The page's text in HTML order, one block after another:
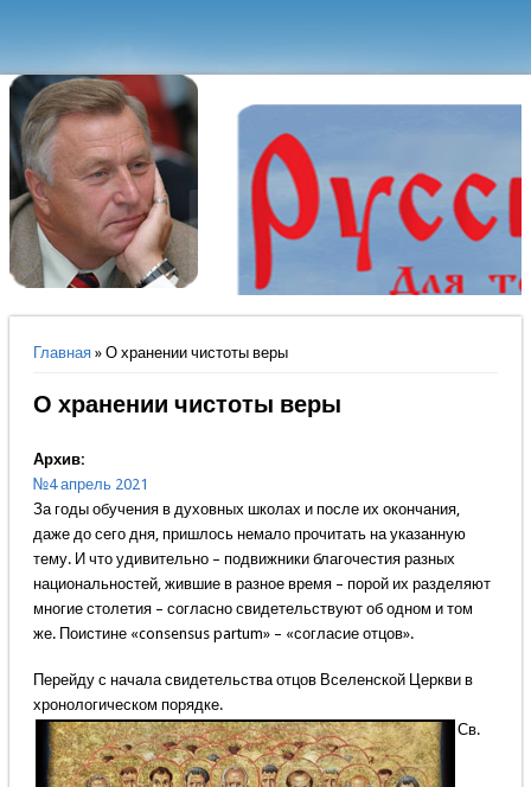
Вы здесь
Главная» О хранении чистоты веры
О хранении чистоты веры
Архив:
№4 апрель 2021
За годы обучения в духовных школах и после их окончания,
даже до сего дня, пришлось немало прочитать на указанную
тему. И что удивительно – подвижники благочестия разных
национальностей, жившие в разное время – порой их разделяют
многие столетия – согласно свидетельствуют об одном и том
же. Поистине «consensus partum» – «согласие отцов».
Перейду с начала свидетельства отцов Вселенской Церкви в
хронологическом порядке.
Св.